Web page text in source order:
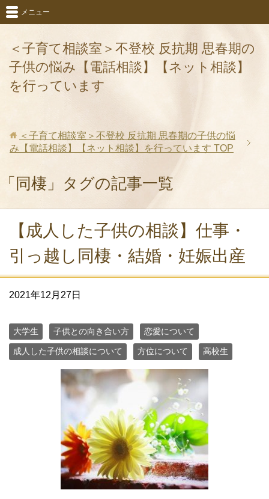
＜子育て相談室＞不登校 反抗期 思春期の
子供の悩み【電話相談】【ネット相談】
を行っています
メニュー
＜子育て相談室＞不登校 反抗期 思春期の子供の悩
み【電話相談】【ネット相談】を行っています TOP
「同棲」タグの記事一覧
【成人した子供の相談】仕事・
引っ越し同棲・結婚・妊娠出産
2021年12月27日
大学生 子供との向き合い方 恋愛について
成人した子供の相談について 方位について 高校生